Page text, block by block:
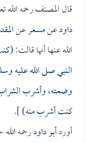
قال المصنف رحمه الله
داودعنمسعرعن
الله عنها أنها قالت: (
النبي صلى الله عليه
وضعته، وأشرب
كنت أشرب منه) ].
أوردأبو داودرحمه